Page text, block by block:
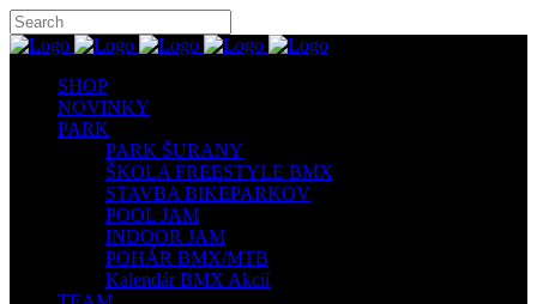
SHOP
NOVINKY
PARK
PARK ŠURANY
ŠKOLA FREESTYLE BMX
STAVBA BIKEPARKOV
POOL JAM
INDOOR JAM
POHÁR BMX/MTB
Kalendár BMX Akcií